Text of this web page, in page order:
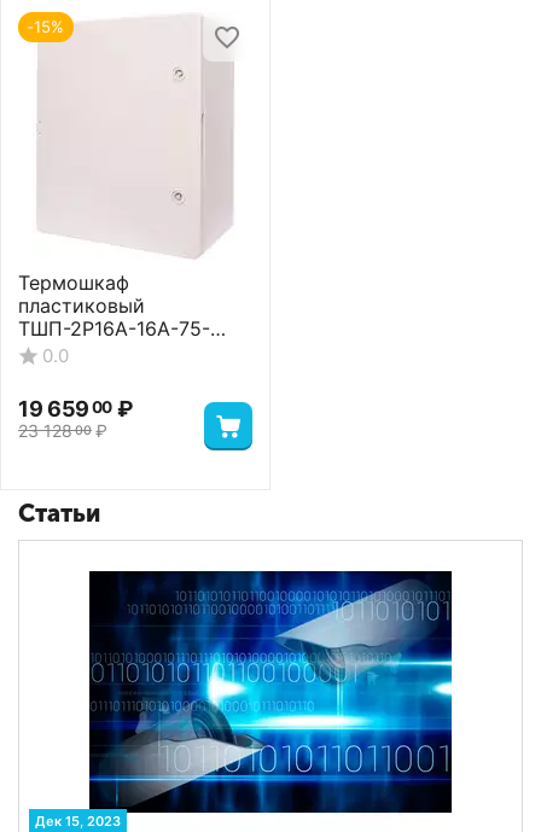
-15%
Термошкаф
пластиковый
ТШП-2P16A-16A-75-
403022 Basic
0.0
23 12800 ₽
19 65900 ₽
Статьи
Дек 15, 2023